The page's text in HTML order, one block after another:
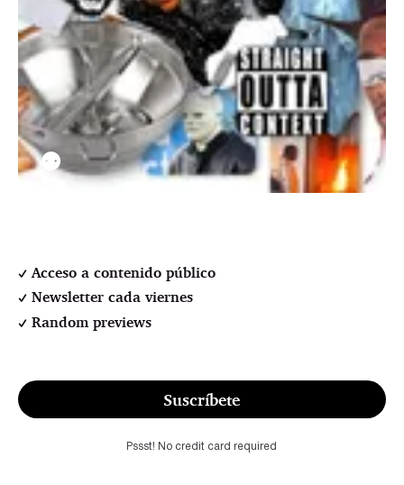
⚉
Acceso a contenido público
Newsletter cada viernes
Random previews
Suscríbete
Pssst! No credit card required